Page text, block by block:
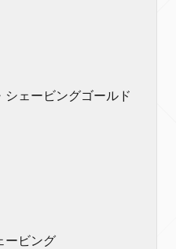
シェービングゴールド
ービング